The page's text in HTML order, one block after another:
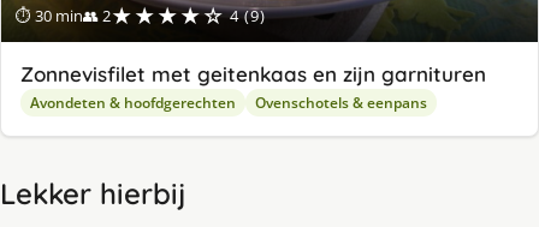
⏱ 30 min👥 2★★★★☆ 4 (9)
Zonnevisfilet met geitenkaas en zijn garnituren
Avondeten & hoofdgerechten Ovenschotels & eenpans
Lekker hierbij